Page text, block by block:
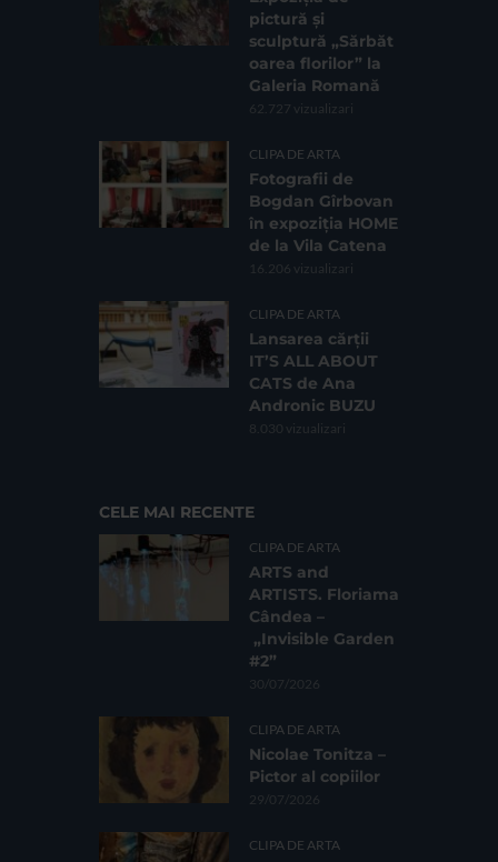
pictură și
sculptură „Sărbăt
oarea florilor” la
Galeria Romană
62.727 vizualizari
CLIPA DE ARTA
Fotografii de
Bogdan Gîrbovan
în expoziția HOME
de la Vila Catena
16.206 vizualizari
CLIPA DE ARTA
Lansarea cărții
IT’S ALL ABOUT
CATS de Ana
Andronic BUZU
8.030 vizualizari
CELE MAI RECENTE
CLIPA DE ARTA
ARTS and
ARTISTS. Floriama
Cândea –
„Invisible Garden
#2”
30/07/2026
CLIPA DE ARTA
Nicolae Tonitza –
Pictor al copiilor
29/07/2026
CLIPA DE ARTA